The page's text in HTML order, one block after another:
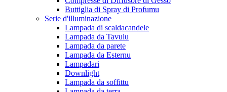
Buttiglia di Spray di Profumu
Serie d'illuminazione
Lampada di scaldacandele
Lampada da Tavulu
Lampada da parete
Lampada da Esternu
Lampadari
Downlight
Lampada da soffittu